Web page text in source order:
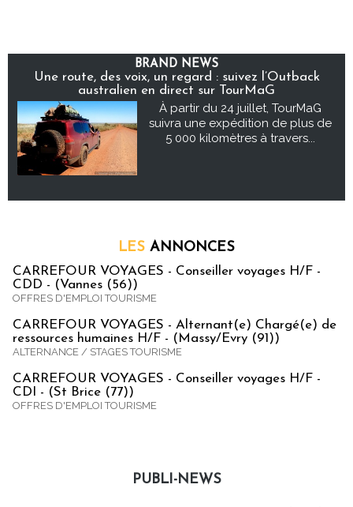
BRAND NEWS
Une route, des voix, un regard : suivez l’Outback
australien en direct sur TourMaG
À partir du 24 juillet, TourMaG
suivra une expédition de plus de
5 000 kilomètres à travers...
LES ANNONCES
CARREFOUR VOYAGES - Conseiller voyages H/F -
CDD - (Vannes (56))
OFFRES D'EMPLOI TOURISME
CARREFOUR VOYAGES - Alternant(e) Chargé(e) de
ressources humaines H/F - (Massy/Evry (91))
ALTERNANCE / STAGES TOURISME
CARREFOUR VOYAGES - Conseiller voyages H/F -
CDI - (St Brice (77))
OFFRES D'EMPLOI TOURISME
PUBLI-NEWS